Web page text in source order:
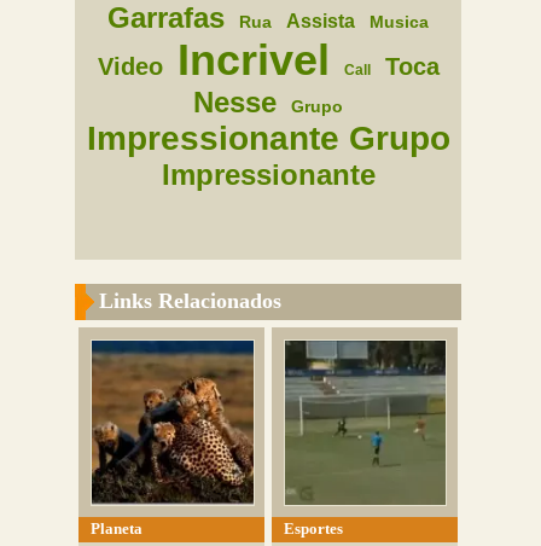
Garrafas Rua Assista Musica
Video Incrivel Call Toca
Nesse Grupo
Impressionante Grupo
Impressionante
Links Relacionados
Planeta
Esportes